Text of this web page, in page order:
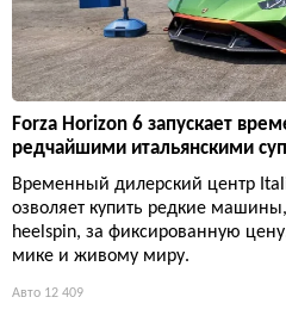
Forza Horizon 6 запускает
редчайшими итальянскими
Временный дилерский центр
озволяет купить редкие
heelspin, за фиксированную
мике и живому миру.
Авто 12 409